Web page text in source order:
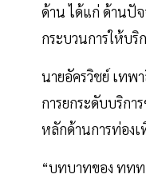
ด้าน ได้แก่ ด้านปั
กระบวนการให้บริ
นายอัครวิชย์ เทพ
การยกระดับบริก
หลักด้านการท่องเ
“บทบาทของ ททท